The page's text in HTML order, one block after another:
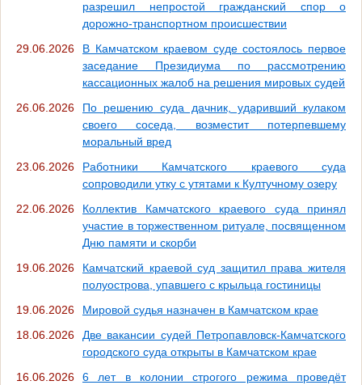
разрешил непростой гражданский спор о
дорожно-транспортном происшествии
29.06.2026
В Камчатском краевом суде состоялось первое
заседание Президиума по рассмотрению
кассационных жалоб на решения мировых судей
26.06.2026
По решению суда дачник, ударивший кулаком
своего соседа, возместит потерпевшему
моральный вред
23.06.2026
Работники Камчатского краевого суда
сопроводили утку с утятами к Култучному озеру
22.06.2026
Коллектив Камчатского краевого суда принял
участие в торжественном ритуале, посвященном
Дню памяти и скорби
19.06.2026
Камчатский краевой суд защитил права жителя
полуострова, упавшего с крыльца гостиницы
19.06.2026
Мировой судья назначен в Камчатском крае
18.06.2026
Две вакансии судей Петропавловск-Камчатского
городского суда открыты в Камчатском крае
16.06.2026
6 лет в колонии строгого режима проведёт